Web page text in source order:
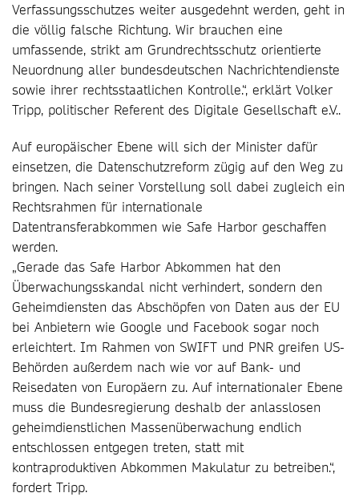
Verfassungsschutzes weiter ausgedehnt werden, geht in
die völlig falsche Richtung. Wir brauchen eine
umfassende, strikt am Grundrechtsschutz orientierte
Neuordnung aller bundesdeutschen Nachrichtendienste
sowie ihrer rechtsstaatlichen Kontrolle.“, erklärt Volker
Tripp, politischer Referent des Digitale Gesellschaft e.V..
Auf europäischer Ebene will sich der Minister dafür
einsetzen, die Datenschutzreform zügig auf den Weg zu
bringen. Nach seiner Vorstellung soll dabei zugleich ein
Rechtsrahmen für internationale
Datentransferabkommen wie Safe Harbor geschaffen
werden.
„Gerade das Safe Harbor Abkommen hat den
Überwachungsskandal nicht verhindert, sondern den
Geheimdiensten das Abschöpfen von Daten aus der EU
bei Anbietern wie Google und Facebook sogar noch
erleichtert. Im Rahmen von SWIFT und PNR greifen US-
Behörden außerdem nach wie vor auf Bank- und
Reisedaten von Europäern zu. Auf internationaler Ebene
muss die Bundesregierung deshalb der anlasslosen
geheimdienstlichen Massenüberwachung endlich
entschlossen entgegen treten, statt mit
kontraproduktiven Abkommen Makulatur zu betreiben.“,
fordert Tripp.